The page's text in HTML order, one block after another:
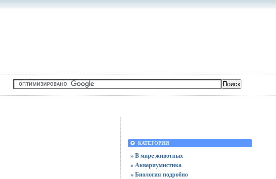
КАТЕГОРИИ
» В мире животных
» Аквариумистика
» Биология подробно